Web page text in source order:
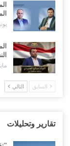
النفط تلتف حول
أغسطس 4, 2026
مليون برميل
أغسطس 4, 2026
مدير مكتب العليمي
“تعز“| وسط إعادة
بالتهريب وعينه على
يونيو
مايو 26,
السابق التالي
تقارير وتحليلات